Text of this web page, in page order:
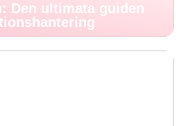
Den ultimata guiden